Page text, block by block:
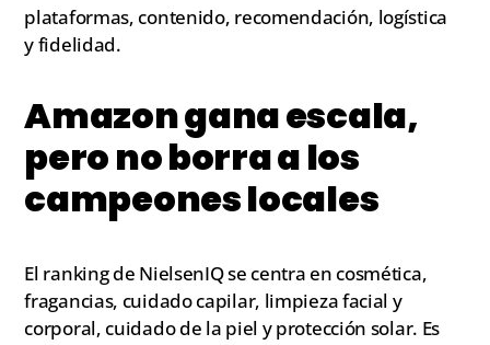
plataformas, contenido, recomendación, logística
y fidelidad.
Amazon gana escala,
pero no borra a los
campeones locales
El ranking de NielsenIQ se centra en cosmética,
fragancias, cuidado capilar, limpieza facial y
corporal, cuidado de la piel y protección solar. Es